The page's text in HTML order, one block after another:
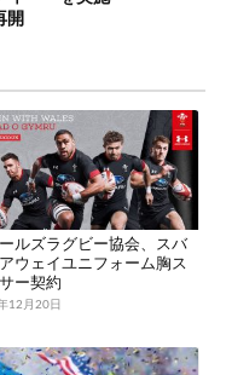
開
12月20日
ルズラグビー協会、スバ
ウェイユニフォーム胸ス
ー契約